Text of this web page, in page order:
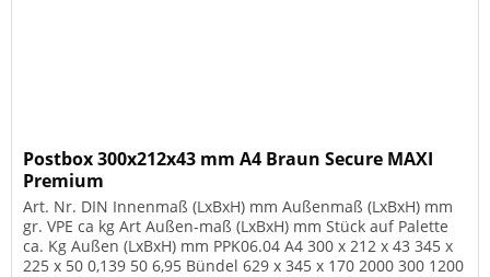
Postbox 300x212x43 mm A4 Braun Secure MAXI
Premium
Art. Nr. DIN Innenmaß (LxBxH) mm Außenmaß (LxBxH) mm
gr. VPE ca kg Art Außen-maß (LxBxH) mm Stück auf Palette
ca. Kg Außen (LxBxH) mm PPK06.04 A4 300 x 212 x 43 345 x
225 x 50 0,139 50 6,95 Bündel 629 x 345 x 170 2000 300 1200